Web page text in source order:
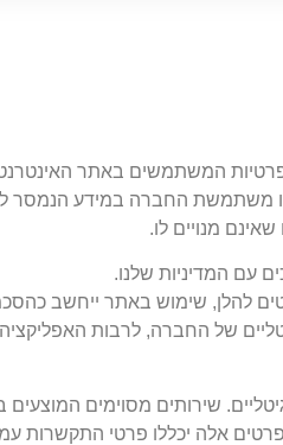
משתמשת החברה במידע
מנויים לו.
עם המדיניות שלנו.
להלן, שימוש באתר ייחשב
של החברה, לרבות
שירותים מסוימים המוצעים
אלה יכללו פרטי התקשרות